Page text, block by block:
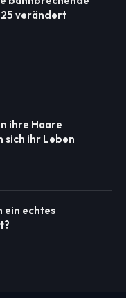
verändert
ihre Haare
sich ihr Leben
ein echtes